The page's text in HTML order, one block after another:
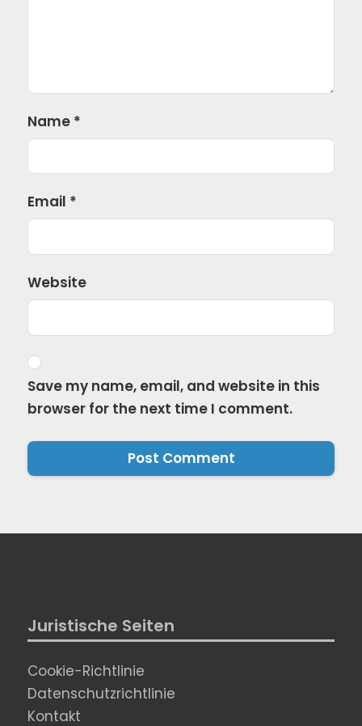
Name *
Email *
Website
Save my name, email, and website in this
browser for the next time I comment.
Juristische Seiten
Cookie-Richtlinie
Datenschutzrichtlinie
Kontakt